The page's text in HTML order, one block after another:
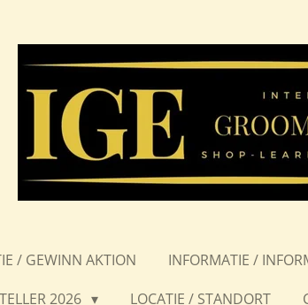
/ GEWINN AKTION INFORMATIE /
2026
LOCATIE / STANDORT